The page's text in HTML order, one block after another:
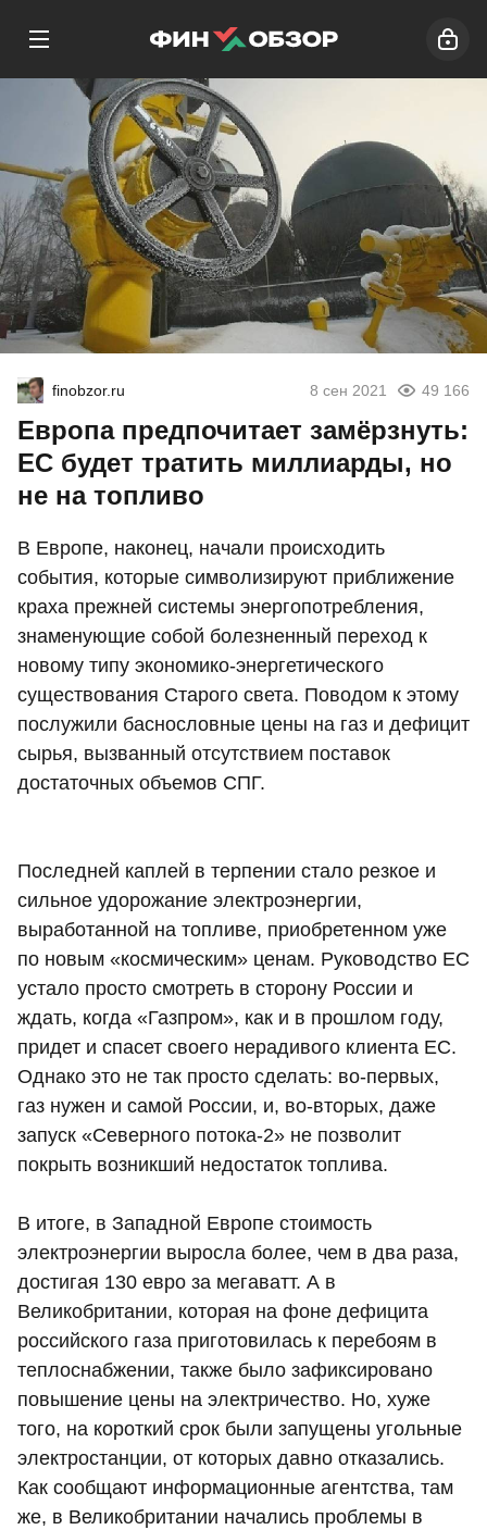
finobzor.ru 8 сен 2021 49 166
Европа предпочитает замёрзнуть:
ЕС будет тратить миллиарды, но
не на топливо
В Европе, наконец, начали происходить
события, которые символизируют приближение
краха прежней системы энергопотребления,
знаменующие собой болезненный переход к
новому типу экономико-энергетического
существования Старого света. Поводом к этому
послужили баснословные цены на газ и дефицит
сырья, вызванный отсутствием поставок
достаточных объемов СПГ.
Последней каплей в терпении стало резкое и
сильное удорожание электроэнергии,
выработанной на топливе, приобретенном уже
по новым «космическим» ценам. Руководство ЕС
устало просто смотреть в сторону России и
ждать, когда «Газпром», как и в прошлом году,
придет и спасет своего нерадивого клиента ЕС.
Однако это не так просто сделать: во-первых,
газ нужен и самой России, и, во-вторых, даже
запуск «Северного потока-2» не позволит
покрыть возникший недостаток топлива.
В итоге, в Западной Европе стоимость
электроэнергии выросла более, чем в два раза,
достигая 130 евро за мегаватт. А в
Великобритании, которая на фоне дефицита
российского газа приготовилась к перебоям в
теплоснабжении, также было зафиксировано
повышение цены на электричество. Но, хуже
того, на короткий срок были запущены угольные
электростанции, от которых давно отказались.
Как сообщают информационные агентства, там
же, в Великобритании начались проблемы в